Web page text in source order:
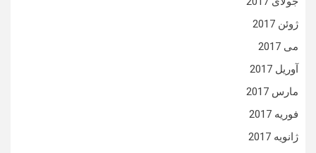
ژوئن 2017
می 2017
آوریل 2017
مارس 2017
فوریه 2017
ژانویه 2017